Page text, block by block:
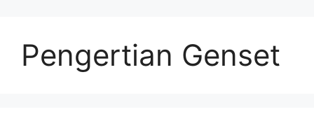
Pengertian Genset